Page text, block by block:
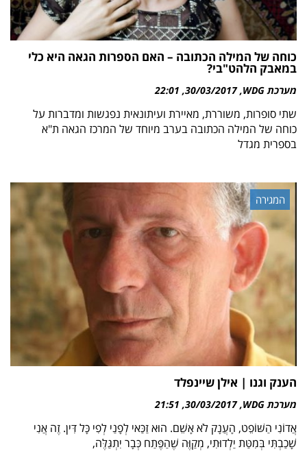
כוחה של המילה הכתובה – האם הספרות הגאה היא כלי
במאבק הלהט"בי?
מערכת WDG 30/03/2017
22:01
שתי סופרות, משוררת, מאיירת ועיתונאית נפגשות ומדברות על
כוחה של המילה הכתובה בערב מיוחד של המרכז הגאה ת"א
בספרית מגדל
המגירה
הענק וגנו | אילן שיינפלד
מערכת WDG 30/03/2017
21:51
אֲדוֹנִי הַשּׁוֹפֵט, הָעֲנָק לֹא אָשֵׁם. הוּא זַכַּאי לְפָנַי לְפִי כָּל דִּין. זֶה אֲנִי
שָׁכַבְתִּי בְּמִטַּת יַלְדוּתִי, מְקַוֶּה שֶׁהַפֶּתַח כְּבָר יִתְגַּלֶּה,